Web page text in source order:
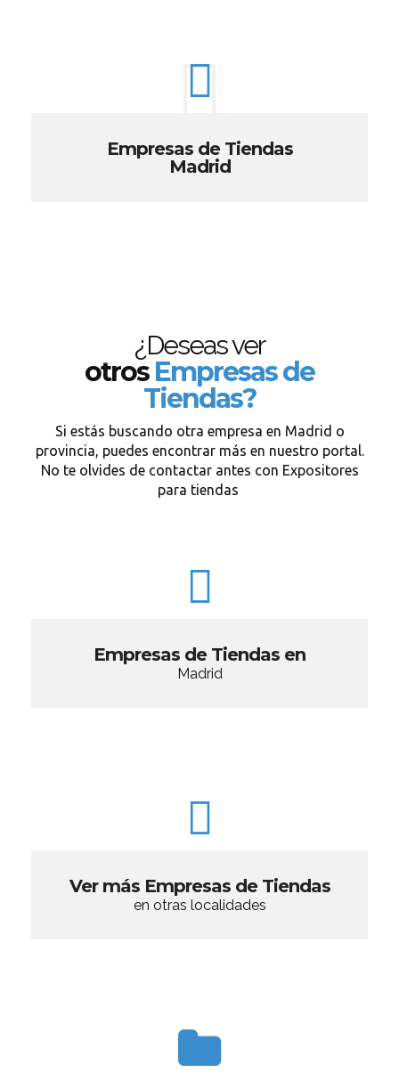
Empresas de Tiendas
Madrid
¿Deseas ver
otrosEmpresas de
Tiendas?
Si estás buscando otra empresa en Madrid o
provincia, puedes encontrar más en nuestro portal.
No te olvides de contactar antes con Expositores
para tiendas
Empresas de Tiendas en
Madrid
Ver más Empresas de Tiendas
en otras localidades